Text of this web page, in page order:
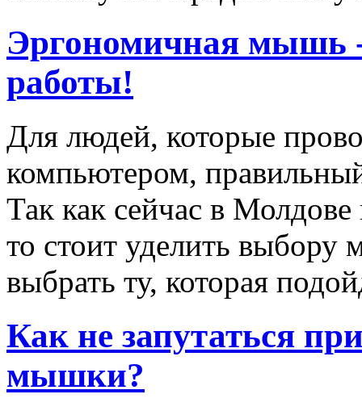
Эргономичная мышь -
работы!
Для людей, которые
компьютером,
Так как сейчас в
то стоит уделить
выбрать ту, которая
Как не запутаться
мышки?